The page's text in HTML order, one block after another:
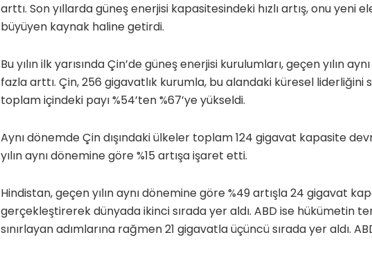
arttı. Son yıllarda güneş enerjisi kapasitesindeki hızlı artış, onu yeni
büyüyen kaynak haline getirdi.
Bu yılın ilk yarısında Çin’de güneş enerjisi kurulumları, geçen yılın
fazla arttı. Çin, 256 gigavatlık kurumla, bu alandaki küresel liderliğini
toplam içindeki payı %54’ten %67’ye yükseldi.
Aynı dönemde Çin dışındaki ülkeler toplam 124 gigavat kapasite
yılın aynı dönemine göre %15 artışa işaret etti.
Hindistan, geçen yılın aynı dönemine göre %49 artışla 24 gigavat
gerçekleştirerek dünyada ikinci sırada yer aldı. ABD ise hükümetin
sınırlayan adımlarına rağmen 21 gigavatla üçüncü sırada yer aldı.